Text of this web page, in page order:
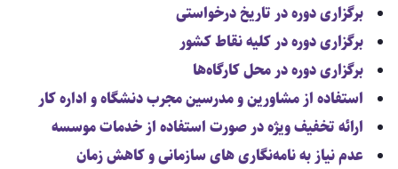
برگزاری دوره در تاریخ درخواستی
برگزاری دوره در کلیه نقاط کشور
برگزاری دوره در محل کارگاه‌ها
استفاده از مشاورین و مدرسین مجرب دنشگاه و اداره کار
ارائه تخفیف ویژه در صورت استفاده از خدمات موسسه
عدم نیاز به نامه‌نگاری های سازمانی و کاهش زمان